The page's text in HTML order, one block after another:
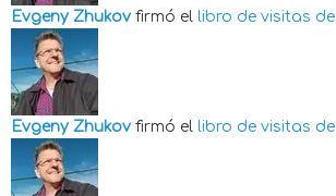
Evgeny Zhukov firmó el libro de visitas de
Evgeny Zhukov firmó el libro de visitas de